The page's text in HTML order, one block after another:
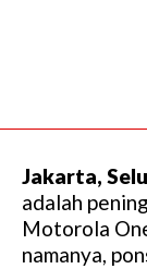
Jakarta,
adalah
Motorola
namanya,